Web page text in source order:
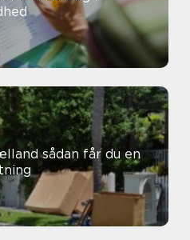
får du en